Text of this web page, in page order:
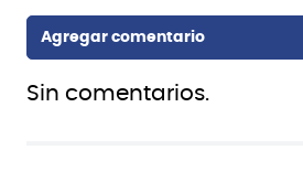
Sin comentarios.